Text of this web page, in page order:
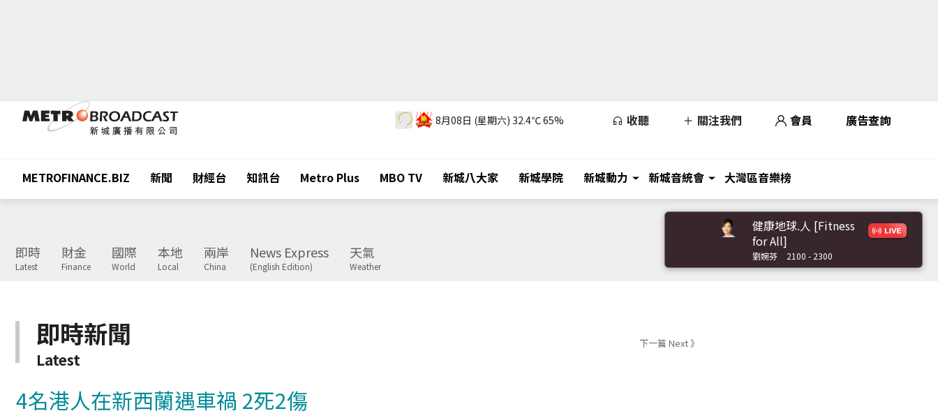
8月08日 (星期六) 32.4℃65% 收聽 關注我們 會員 廣告查詢
METROFINANCE.BIZ 新聞 財經台 知訊台 Metro Plus MBO TV 新城八大家 新城學院 新城動力 新城音統會 大灣區音樂榜
即時
Latest
財金
Finance
國際
World
本地
Local
兩岸
China
News Express
(English Edition)
天氣
Weather
健康地球.人 [Fitness
for All]
劉婉芬 2100 - 2300
即時新聞
Latest
下一篇 Next 》
4名港人在新西蘭遇車禍 2死2傷